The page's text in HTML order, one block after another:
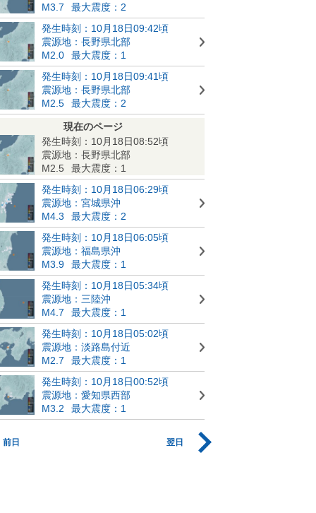
M3.7
最大震度：2
発生時刻：10月18日09:42頃
震源地：長野県北部
M2.0
最大震度：1
発生時刻：10月18日09:41頃
震源地：長野県北部
M2.5
最大震度：2
現在のページ
発生時刻：10月18日08:52頃
震源地：長野県北部
M2.5
最大震度：1
発生時刻：10月18日06:29頃
震源地：宮城県沖
M4.3
最大震度：2
発生時刻：10月18日06:05頃
震源地：福島県沖
M3.9
最大震度：1
発生時刻：10月18日05:34頃
震源地：三陸沖
M4.7
最大震度：1
発生時刻：10月18日05:02頃
震源地：淡路島付近
M2.7
最大震度：1
発生時刻：10月18日00:52頃
震源地：愛知県西部
M3.2
最大震度：1
前日 翌日